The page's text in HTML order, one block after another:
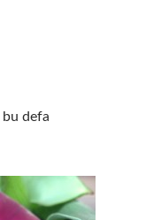
bu defa